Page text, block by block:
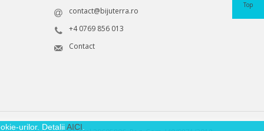
contact@bijuterra.ro
+4 0769 856 013
Contact
urilor. DetaliiAICI
Top